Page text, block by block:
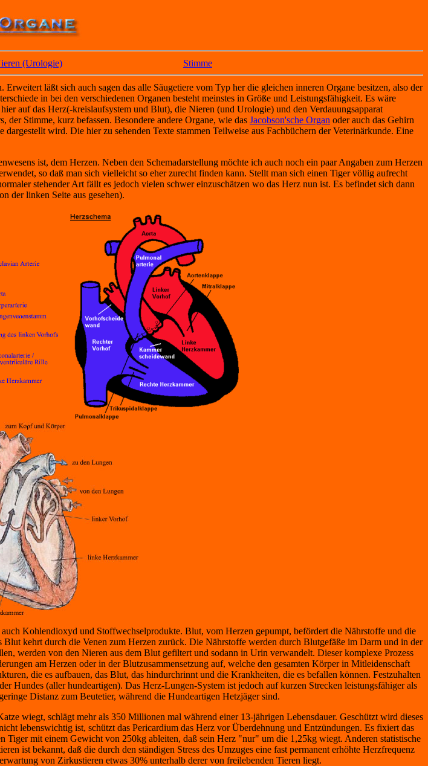
(Urologie) Stimme
läßt sich auch sagen das alle Säugetiere vom Typ her die gleichen inneren Organe besitzen, also der
in bei den verschiedenen Organen besteht meinstes in Größe und Leistungsfähigkeit. Es wäre
auf das Herz(-kreislaufsystem und Blut), die Nieren (und Urologie) und den Verdauungsapparat
Stimme, kurz befassen. Besondere andere Organe, wie das Jacobson'sche Organ oder auch das Gehirn
wird. Die hier zu sehenden Texte stammen Teilweise aus Fachbüchern der Veterinärkunde. Eine
ist, dem Herzen. Neben den Schemadarstellung möchte ich auch noch ein paar Angaben zum Herzen
so daß man sich vielleicht so eher zurecht finden kann. Stellt man sich einen Tiger völlig aufrecht
stehender Art fällt es jedoch vielen schwer einzuschätzen wo das Herz nun ist. Es befindet sich dann
der linken Seite aus gesehen).
Kohlendioxyd und Stoffwechselprodukte. Blut, vom Herzen gepumpt, befördert die Nährstoffe und die
kehrt durch die Venen zum Herzen zurück. Die Nährstoffe werden durch Blutgefäße im Darm und in der
werden von den Nieren aus dem Blut gefiltert und sodann in Urin verwandelt. Dieser komplexe Prozess
am Herzen oder in der Blutzusammensetzung auf, welche den gesamten Körper in Mitleidenschaft
die es aufbauen, das Blut, das hindurchrinnt und die Krankheiten, die es befallen können. Festzuhalten
Hundes (aller hundeartigen). Das Herz-Lungen-System ist jedoch auf kurzen Strecken leistungsfähiger als
Distanz zum Beutetier, während die Hundeartigen Hetzjäger sind.
wiegt, schlägt mehr als 350 Millionen mal während einer 13-jährigen Lebensdauer. Geschützt wird dieses
lebenswichtig ist, schützt das Pericardium das Herz vor Überdehnung und Entzündungen. Es fixiert das
mit einem Gewicht von 250kg ableiten, daß sein Herz "nur" um die 1,25kg wiegt. Anderen statistische
ist bekannt, daß die durch den ständigen Stress des Umzuges eine fast permanent erhöhte Herzfrequenz
von Zirkustieren etwas 30% unterhalb derer von freilebenden Tieren liegt.